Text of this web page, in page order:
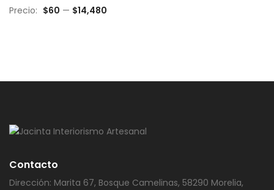
Precio: $60 — $14,480
Contacto
Dirección: Marita 67, Bosque Camelinas, 58290 Morelia,